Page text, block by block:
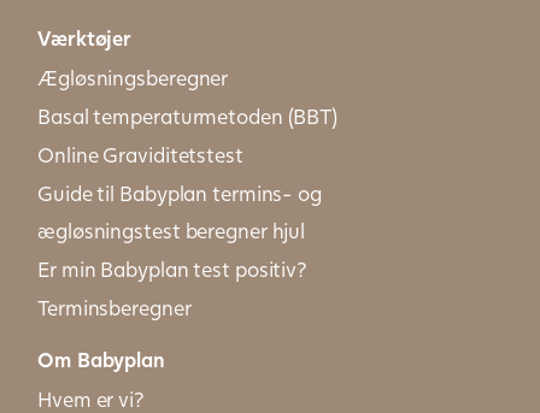
Værktøjer
Ægløsningsberegner
Basal temperaturmetoden (BBT)
Online Graviditetstest
Guide til Babyplan termins- og
ægløsningstest beregner hjul
Er min Babyplan test positiv?
Terminsberegner
Om Babyplan
Hvem er vi?